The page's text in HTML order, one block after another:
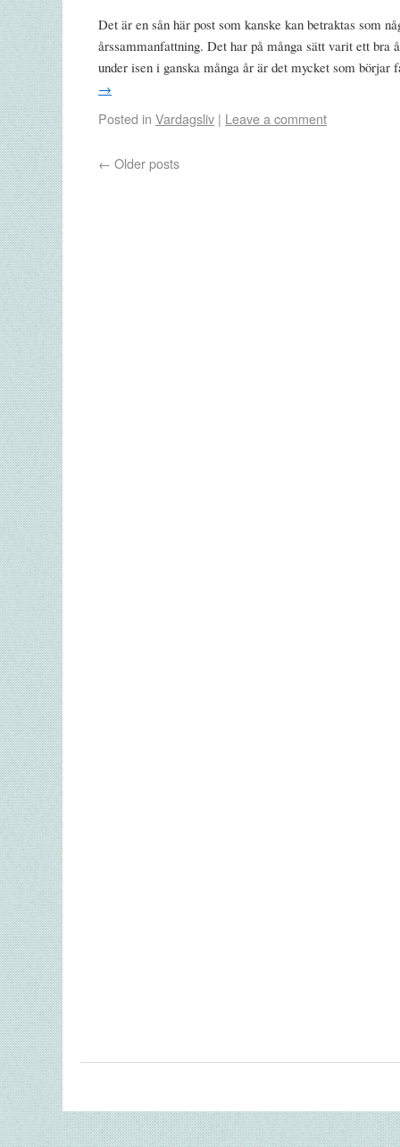
Det är en sån här post som kanske kan betraktas som
årssammanfattning. Det har på många sätt varit ett
under isen i ganska många år är det mycket som
→
Posted in Vardagsliv | Leave a comment
← Older posts